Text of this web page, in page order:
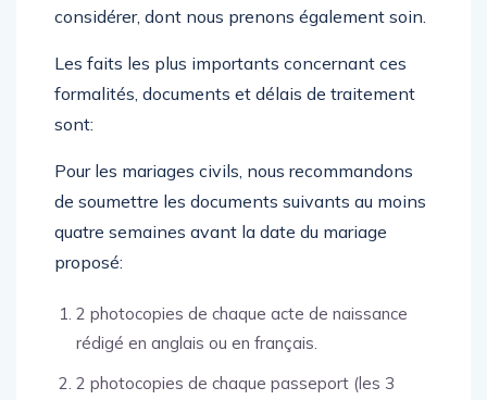
considérer, dont nous prenons également soin.
Les faits les plus importants concernant ces
formalités, documents et délais de traitement
sont:
Pour les mariages civils, nous recommandons
de soumettre les documents suivants au moins
quatre semaines avant la date du mariage
proposé:
2 photocopies de chaque acte de naissance
rédigé en anglais ou en français.
2 photocopies de chaque passeport (les 3